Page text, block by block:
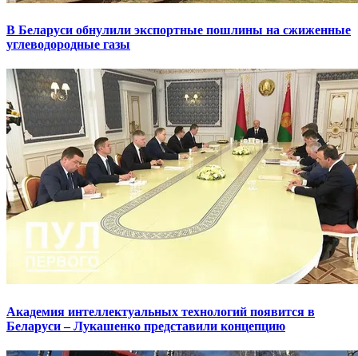
В Беларуси обнулили экспортные пошлины на сжиженные
углеводородные газы
Академия интеллектуальных технологий появится в
Беларуси – Лукашенко представили концепцию